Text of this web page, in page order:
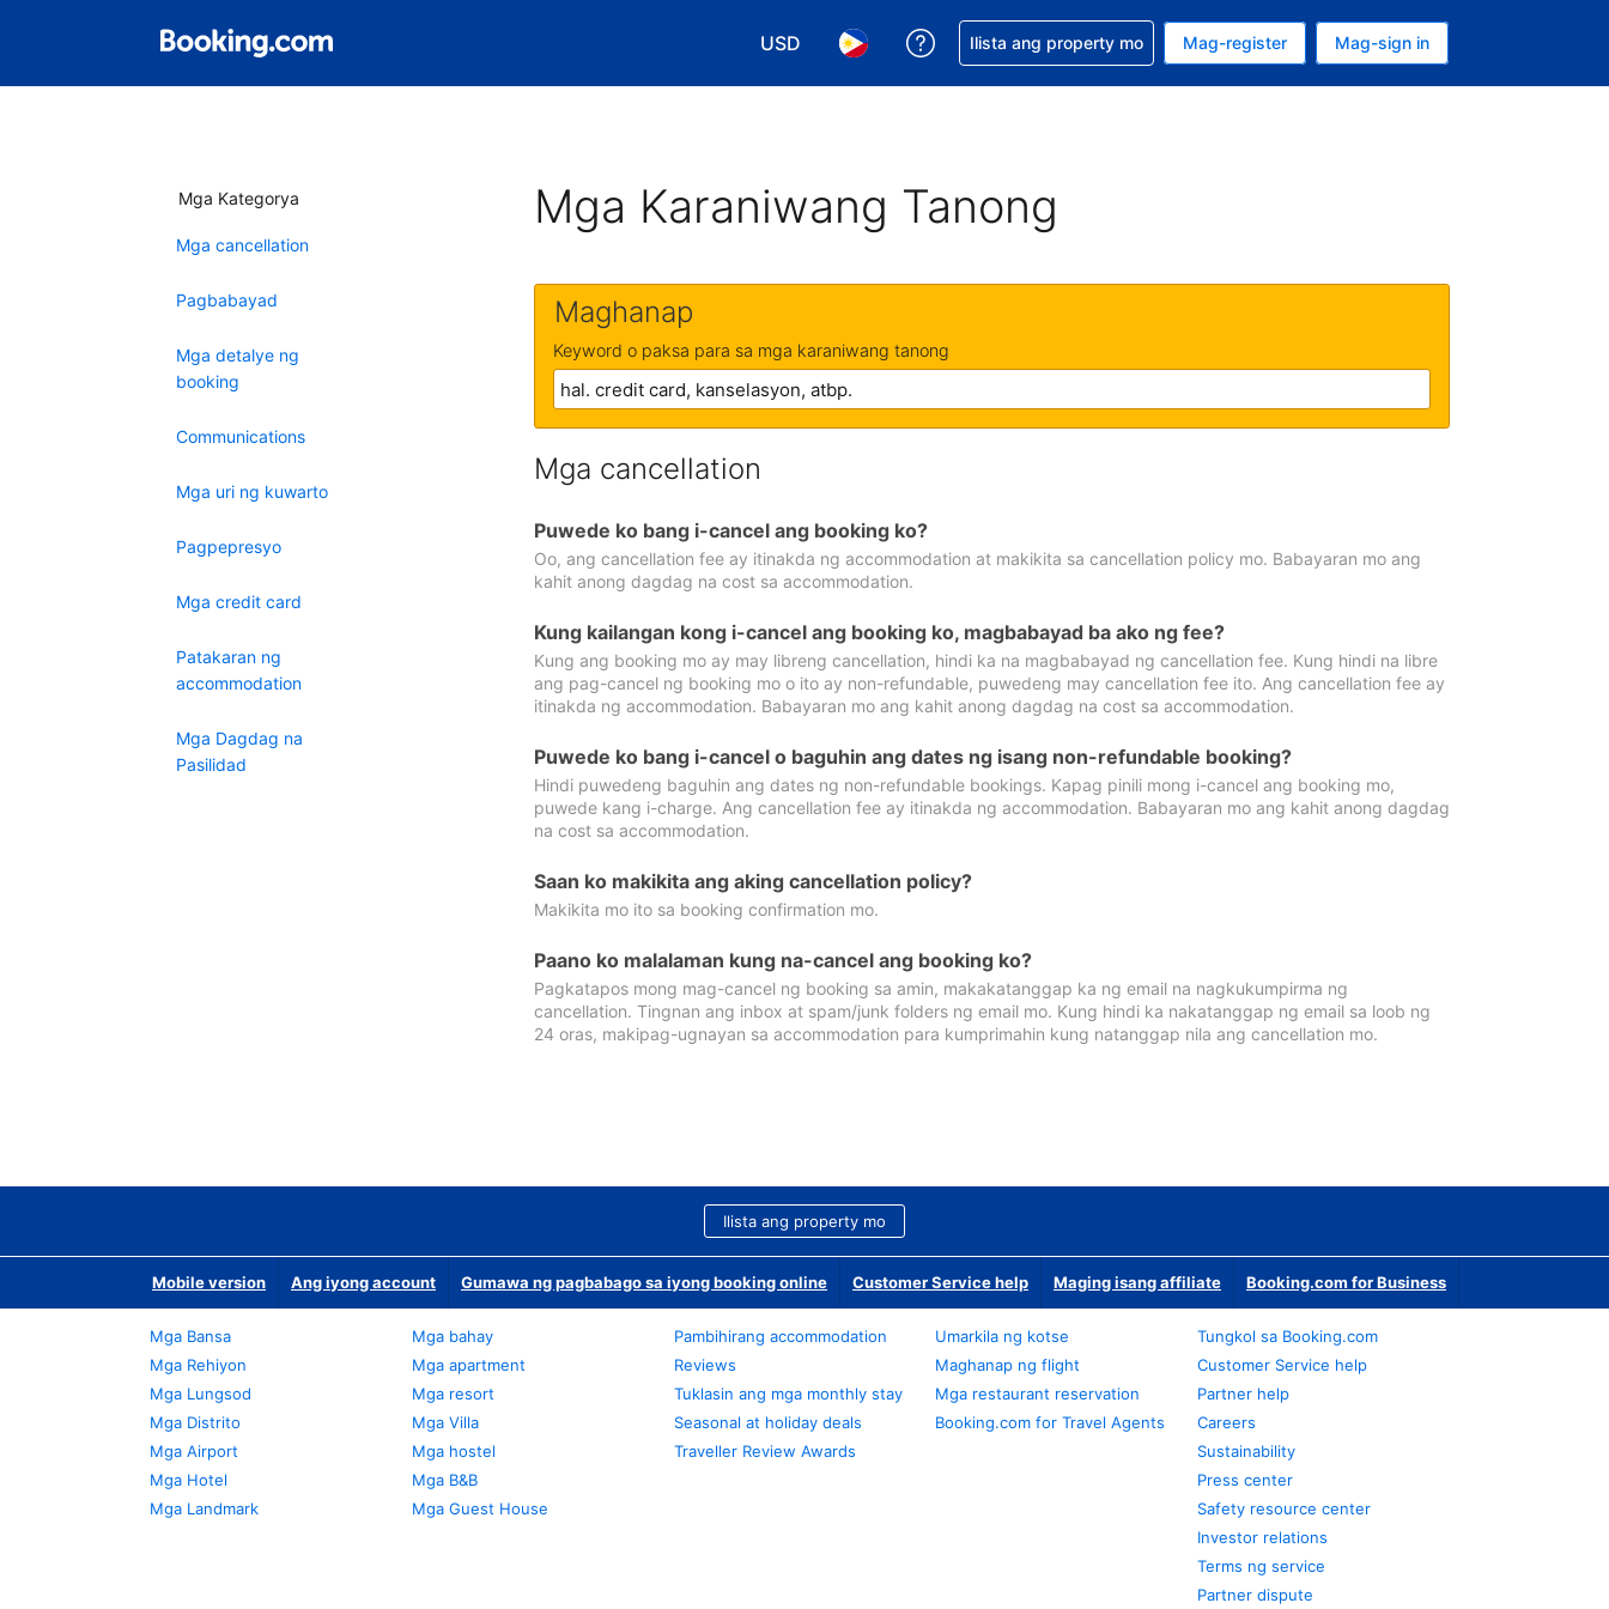
USD
Pumili ng currency mo. USD ang currency mo ngayon
Pumili ng wika mo. Filipino ang wika mo ngayon
Makakuha ng tulong sa reservation mo
Ilista ang property mo Mag-register Mag-sign in
Mga Kategorya
Mga cancellation
Pagbabayad
Mga detalye ng
booking
Communications
Mga uri ng kuwarto
Pagpepresyo
Mga credit card
Patakaran ng
accommodation
Mga Dagdag na
Pasilidad
Mga Karaniwang Tanong
Maghanap
Keyword o paksa para sa mga karaniwang tanong
Mga cancellation
Puwede ko bang i-cancel ang booking ko?
Oo, ang cancellation fee ay itinakda ng accommodation at makikita sa cancellation policy mo. Babayaran mo ang
kahit anong dagdag na cost sa accommodation.
Kung kailangan kong i-cancel ang booking ko, magbabayad ba ako ng fee?
Kung ang booking mo ay may libreng cancellation, hindi ka na magbabayad ng cancellation fee. Kung hindi na libre
ang pag-cancel ng booking mo o ito ay non-refundable, puwedeng may cancellation fee ito. Ang cancellation fee ay
itinakda ng accommodation. Babayaran mo ang kahit anong dagdag na cost sa accommodation.
Puwede ko bang i-cancel o baguhin ang dates ng isang non-refundable booking?
Hindi puwedeng baguhin ang dates ng non-refundable bookings. Kapag pinili mong i-cancel ang booking mo,
puwede kang i-charge. Ang cancellation fee ay itinakda ng accommodation. Babayaran mo ang kahit anong dagdag
na cost sa accommodation.
Saan ko makikita ang aking cancellation policy?
Makikita mo ito sa booking confirmation mo.
Paano ko malalaman kung na-cancel ang booking ko?
Pagkatapos mong mag-cancel ng booking sa amin, makakatanggap ka ng email na nagkukumpirma ng
cancellation. Tingnan ang inbox at spam/junk folders ng email mo. Kung hindi ka nakatanggap ng email sa loob ng
24 oras, makipag-ugnayan sa accommodation para kumprimahin kung natanggap nila ang cancellation mo.
Ilista ang property mo
Mobile version Ang iyong account Gumawa ng pagbabago sa iyong booking online Customer Service help Maging isang affiliate Booking.com for Business
Mga Bansa
Mga Rehiyon
Mga Lungsod
Mga Distrito
Mga Airport
Mga Hotel
Mga Landmark
Mga bahay
Mga apartment
Mga resort
Mga Villa
Mga hostel
Mga B&B
Mga Guest House
Pambihirang accommodation
Reviews
Tuklasin ang mga monthly stay
Seasonal at holiday deals
Traveller Review Awards
Umarkila ng kotse
Maghanap ng flight
Mga restaurant reservation
Booking.com for Travel Agents
Tungkol sa Booking.com
Customer Service help
Partner help
Careers
Sustainability
Press center
Safety resource center
Investor relations
Terms ng service
Partner dispute